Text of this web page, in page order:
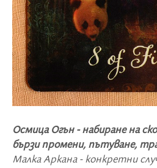
Осмица Огън - набиране на
бързи промени, пътуване,
Малка Аркана - конкретни